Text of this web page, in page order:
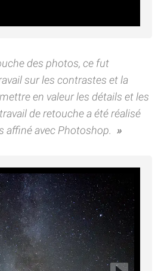
des photos, ce fut
sur les contrastes et la
en valeur les détails et les
de retouche a été réalisé
affiné avec Photoshop.